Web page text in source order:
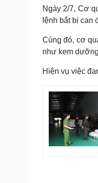
Ngày 2/7, Cơ
lệnh bắt bị can
Cùng đó, cơ
như kem
Hiện vụ việc